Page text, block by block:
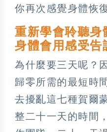
你再次感覺身體恢
重新學會聆聽
身體會用感受告
為什麼要三天呢？
歸零所需的最短時
去擾亂這七種賀爾
整二十一天的時間